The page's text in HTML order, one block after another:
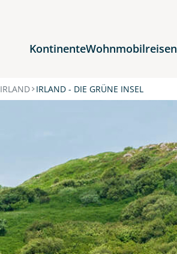
KontinenteWohnmobilreisen
Reiseziele
Nordamerika
IRLAND IRLAND - DIE GRÜNE INSEL